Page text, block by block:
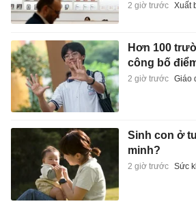
2 giờ trước Xuất
Hơn 100
công bố
2 giờ trước Giáo
Sinh con ở
minh?
2 giờ trước Sức